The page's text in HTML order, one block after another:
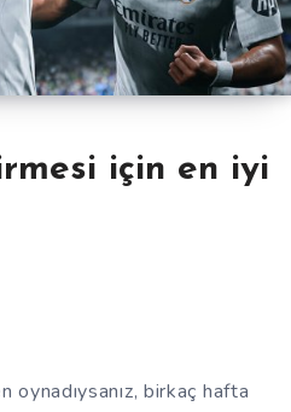
için en iyi
birkaç hafta